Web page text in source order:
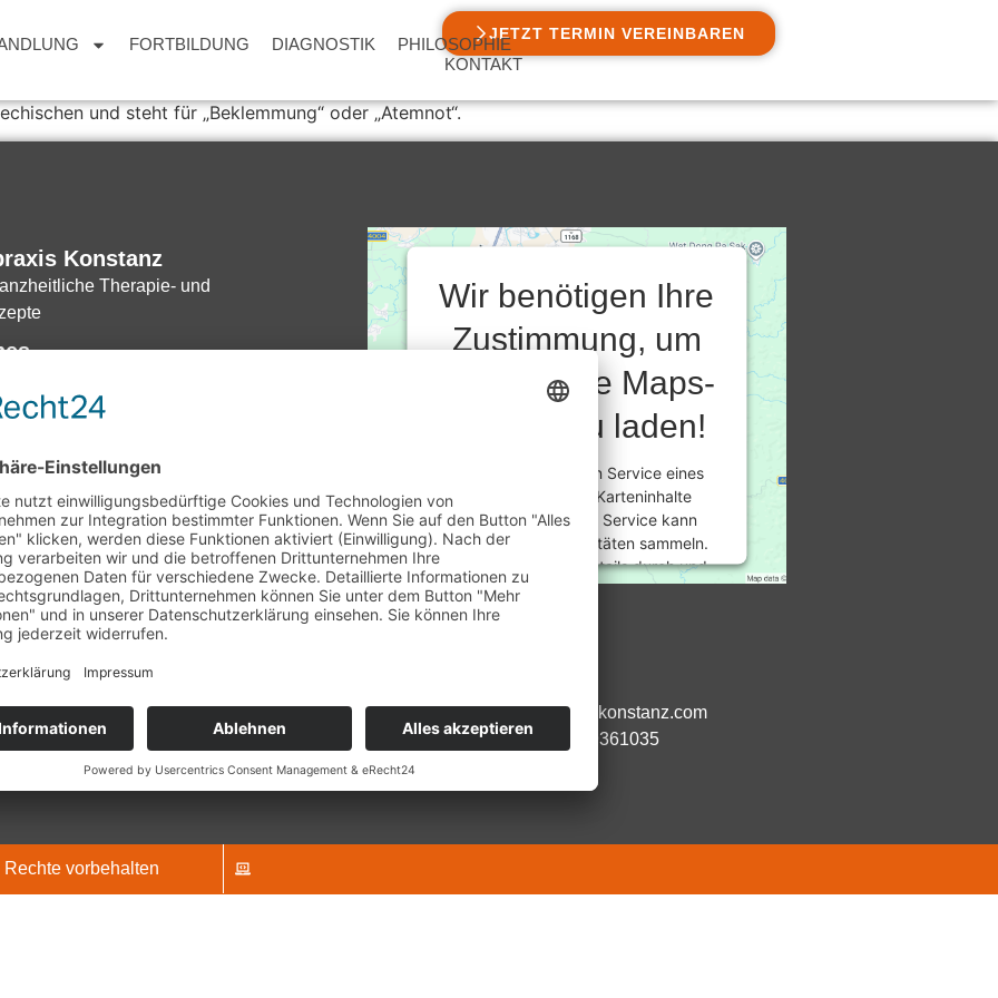
FORTBILDUNG DIAGNOSTIK
PHILOSOPHIE
KONTAKT
JETZT TERMIN VEREINBAREN
und steht für „Beklemmung“ oder „Atemnot“.
Konstanz
Therapie- und
wir darauf hin, dass die von uns
Informationen auf unserer Webseite nicht
können, um Krankheiten oder Leiden
und therapieren. Die Informationen
stellen auch keine
dar. Die Informationen und Berichte
Webseite beruhen auf unseren gemachten
Wir können keine Heilerfolge garantieren.
Wir benötigen Ihre
Zustimmung, um
den Google Maps-
Service zu laden!
Wir verwenden einen Service eines
Drittanbieters, um Karteninhalte
einzubetten. Dieser Service kann
Daten zu Ihren Aktivitäten sammeln.
Bitte lesen Sie die Details durch und
stimmen Sie der Nutzung des Service
zu, um diese Karte anzuzeigen.
Akzeptieren
Management Platform
Kontakt
Öffnungszeiten:
14:00 Uhr bis 18:00 Uhr
E-Mail:info@naturheilpraxis-konstanz.com
Telefonnummer:+49 7531 9361035
vorbehalten